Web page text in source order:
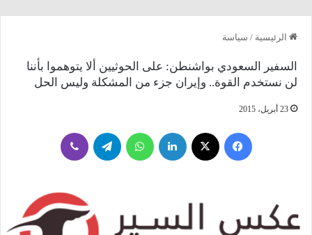
الرئيسية / سياسة
السفير السعودي بواشنطن: على الحوثيين ألا يتوهموا بأننا
لن نستخدم القوة.. وإيران جزء من المشكلة وليس الحل
23 أبريل، 2015
فيسبوك لينكدإن واتساب تيلقرام